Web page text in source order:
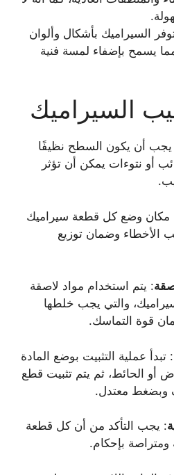
السيراميك بأشكال وألوان
يسمح بإضفاء لمسة فنية
السيراميك
أن يكون السطح نظيفًا
أو نتوءات يمكن أن تؤثر
مكان وضع كل قطعة سيراميك
الأخطاء وضمان توزيع
: يتم استخدام مواد لاصقة
والتي يجب خلطها
قوة التماسك.
: تبدأ عملية التثبيت بوضع المادة
أو الحائط، ثم يتم تثبيت قطع
وبضغط معتدل.
: يجب التأكد من أن كل قطعة
بإحكام.